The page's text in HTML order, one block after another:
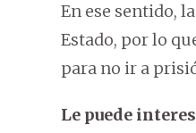
En ese sentido,
Estado, por lo
para no ir a
Le puede